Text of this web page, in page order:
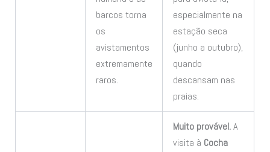
barcos torna
os
avistamentos
extremamente
raros.
especialmente na
estação seca
(junho a outubro),
quando
descansam nas
praias.
Muito provável.A
visita à Cocha